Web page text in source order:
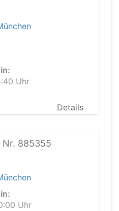
Uhr
Details
885355
Uhr